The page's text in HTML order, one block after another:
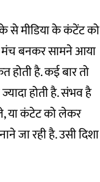
से मीडिया के कंटेंट को
मंच बनकर सामने आया
होती है. कई बार तो
होती है. संभव है
या कंटेट को लेकर
जा रही है. उसी दिशा